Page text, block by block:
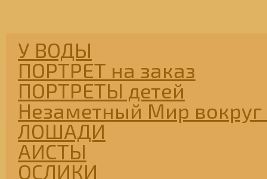
У ВОДЫ
ПОРТРЕТ на заказ
ПОРТРЕТЫ детей
Незаметный Мир вокруг
ЛОШАДИ
АИСТЫ
ОСЛИКИ